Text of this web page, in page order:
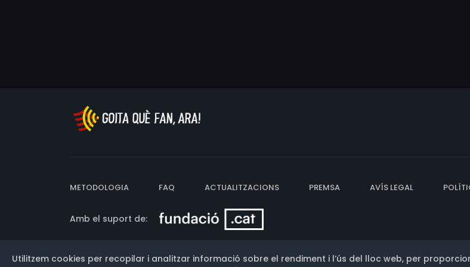
METODOLOGIA FAQ ACTUALITZACIONS PREMSA AVÍS LEGAL
Amb el suport de:
Utilitzem cookies per recopilar i analitzar informació sobre el rendiment i l’ús del lloc web, per